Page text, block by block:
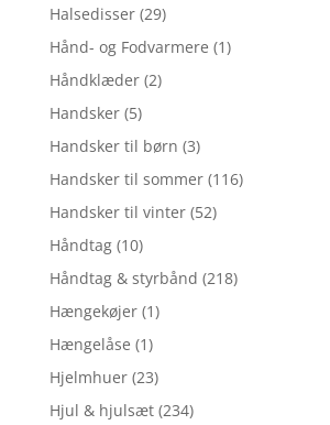
Halsedisser (29)
Hånd- og Fodvarmere (1)
Håndklæder (2)
Handsker (5)
Handsker til børn (3)
Handsker til sommer (116)
Handsker til vinter (52)
Håndtag (10)
Håndtag & styrbånd (218)
Hængekøjer (1)
Hængelåse (1)
Hjelmhuer (23)
Hjul & hjulsæt (234)